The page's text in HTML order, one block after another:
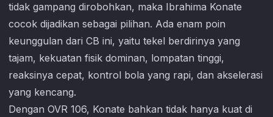
tidak gampang dirobohkan, maka Ibrahima Konate
cocok dijadikan sebagai pilihan. Ada enam poin
keunggulan dari CB ini, yaitu tekel berdirinya yang
tajam, kekuatan fisik dominan, lompatan tinggi,
reaksinya cepat, kontrol bola yang rapi, dan akselerasi
yang kencang.
Dengan OVR 106, Konate bahkan tidak hanya kuat di